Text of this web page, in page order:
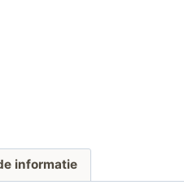
informatie